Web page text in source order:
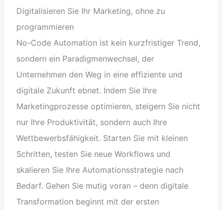
Digitalisieren Sie Ihr Marketing, ohne zu
programmieren
No-Code Automation ist kein kurzfristiger Trend,
sondern ein Paradigmenwechsel, der
Unternehmen den Weg in eine effiziente und
digitale Zukunft ebnet. Indem Sie Ihre
Marketingprozesse optimieren, steigern Sie nicht
nur Ihre Produktivität, sondern auch Ihre
Wettbewerbsfähigkeit. Starten Sie mit kleinen
Schritten, testen Sie neue Workflows und
skalieren Sie Ihre Automationsstrategie nach
Bedarf. Gehen Sie mutig voran – denn digitale
Transformation beginnt mit der ersten